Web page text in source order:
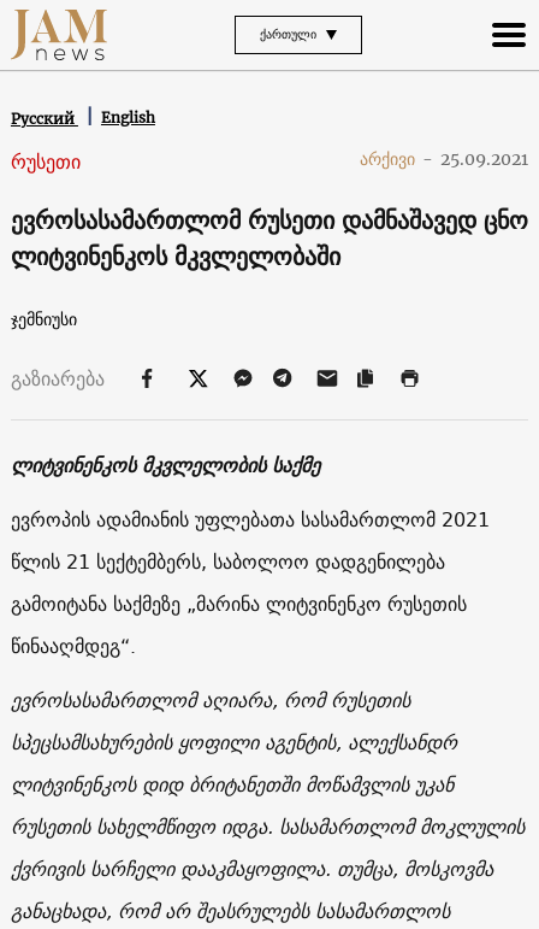
ᲥᲐᲠᲗᲣᲚᲘ
Русский English
რუსეთი არქივი - 25.09.2021
ევროსასამართლომ რუსეთი დამნაშავედ ცნო
ლიტვინენკოს მკვლელობაში
ჯემნიუსი
გაზიარება
ლიტვინენკოს მკვლელობის საქმე
ევროპის ადამიანის უფლებათა სასამართლომ 2021
წლის 21 სექტემბერს, საბოლოო დადგენილება
გამოიტანა საქმეზე „მარინა ლიტვინენკო რუსეთის
წინააღმდეგ“.
ევროსასამართლომ აღიარა, რომ რუსეთის
სპეცსამსახურების ყოფილი აგენტის, ალექსანდრ
ლიტვინენკოს დიდ ბრიტანეთში მოწამვლის უკან
რუსეთისსახელმწიფო იდგა. სასამართლომ მოკლულის
ქვრივის სარჩელი დააკმაყოფილა. თუმცა, მოსკოვმა
განაცხადა, რომ არ შეასრულებს სასამართლოს